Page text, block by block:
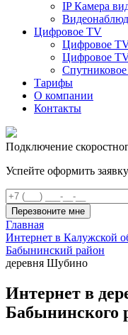
IP Камера
Цифровое TV
Цифровое
Цифровое
Тарифы
О компании
Контакты
Подключение
Успейте оформить
Перезвоните мне
Главная
Интернет в Калужской
Бабынинский район
деревня Шубино
Интернет в
Бабынинского